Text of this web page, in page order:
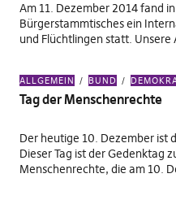
Am 11. Dezember 2014 fand
Bürgerstammtisches ein
und Flüchtlingen statt.
ALLGEMEIN BUND
Tag der Menschenrechte
Der heutige 10. Dezember ist
Dieser Tag ist der Gedenktag
Menschenrechte, die am 10.